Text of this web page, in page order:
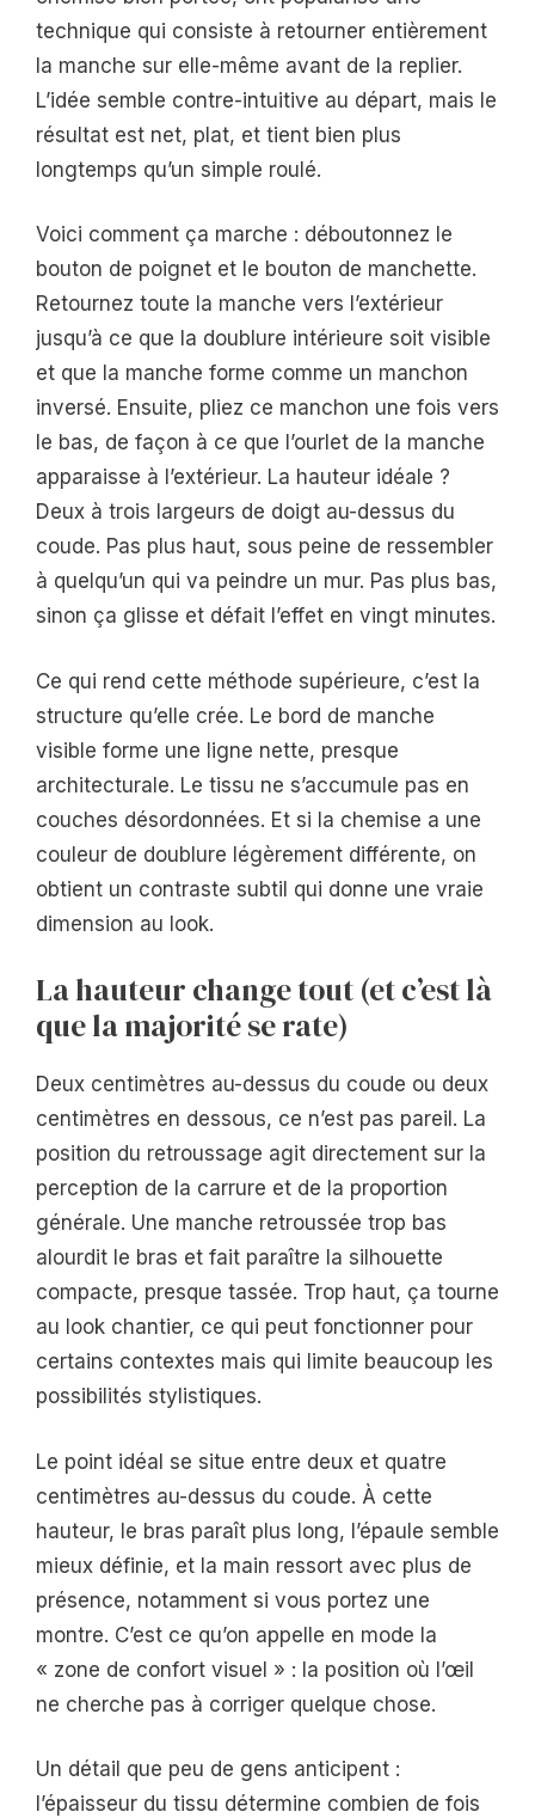
technique qui consiste à retourner entièrement
la manche sur elle-même avant de la replier.
L’idée semble contre-intuitive au départ, mais le
résultat est net, plat, et tient bien plus
longtemps qu’un simple roulé.
Voici comment ça marche : déboutonnez le
bouton de poignet et le bouton de manchette.
Retournez toute la manche vers l’extérieur
jusqu’à ce que la doublure intérieure soit visible
et que la manche forme comme un manchon
inversé. Ensuite, pliez ce manchon une fois vers
le bas, de façon à ce que l’ourlet de la manche
apparaisse à l’extérieur. La hauteur idéale ?
Deux à trois largeurs de doigt au-dessus du
coude. Pas plus haut, sous peine de ressembler
à quelqu’un qui va peindre un mur. Pas plus bas,
sinon ça glisse et défait l’effet en vingt minutes.
Ce qui rend cette méthode supérieure, c’est la
structure qu’elle crée. Le bord de manche
visible forme une ligne nette, presque
architecturale. Le tissu ne s’accumule pas en
couches désordonnées. Et si la chemise a une
couleur de doublure légèrement différente, on
obtient un contraste subtil qui donne une vraie
dimension au look.
La hauteur change tout (et c’est là
que la majorité se rate)
Deux centimètres au-dessus du coude ou deux
centimètres en dessous, ce n’est pas pareil. La
position du retroussage agit directement sur la
perception de la carrure et de la proportion
générale. Une manche retroussée trop bas
alourdit le bras et fait paraître la silhouette
compacte, presque tassée. Trop haut, ça tourne
au look chantier, ce qui peut fonctionner pour
certains contextes mais qui limite beaucoup les
possibilités stylistiques.
Le point idéal se situe entre deux et quatre
centimètres au-dessus du coude. À cette
hauteur, le bras paraît plus long, l’épaule semble
mieux définie, et la main ressort avec plus de
présence, notamment si vous portez une
montre. C’est ce qu’on appelle en mode la
« zone de confort visuel » : la position où l’œil
ne cherche pas à corriger quelque chose.
Un détail que peu de gens anticipent :
l’épaisseur du tissu détermine combien de fois